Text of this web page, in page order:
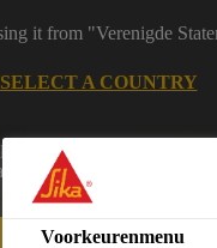
it from "Verenigde
SELECT A COUNTRY
Voorkeurenmenu